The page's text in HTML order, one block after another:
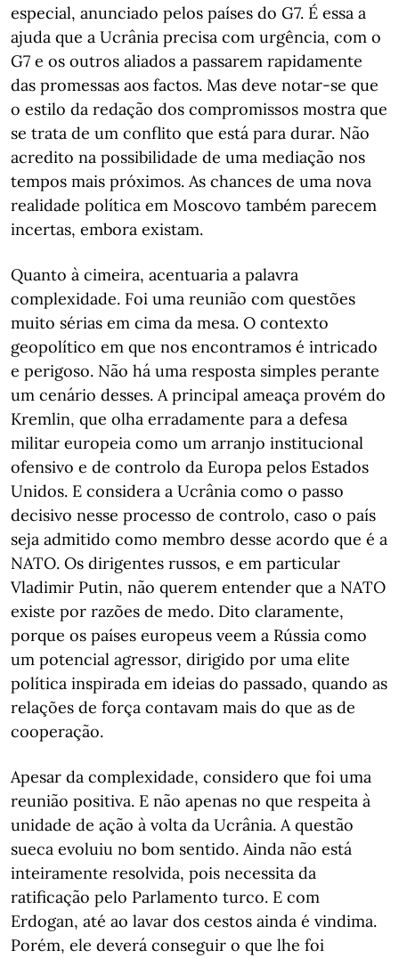
especial, anunciado pelos países do G7. É essa a
ajuda que a Ucrânia precisa com urgência, com o
G7 e os outros aliados a passarem rapidamente
das promessas aos factos. Mas deve notar-se que
o estilo da redação dos compromissos mostra que
se trata de um conflito que está para durar. Não
acredito na possibilidade de uma mediação nos
tempos mais próximos. As chances de uma nova
realidade política em Moscovo também parecem
incertas, embora existam.
Quanto à cimeira, acentuaria a palavra
complexidade. Foi uma reunião com questões
muito sérias em cima da mesa. O contexto
geopolítico em que nos encontramos é intricado
e perigoso. Não há uma resposta simples perante
um cenário desses. A principal ameaça provém do
Kremlin, que olha erradamente para a defesa
militar europeia como um arranjo institucional
ofensivo e de controlo da Europa pelos Estados
Unidos. E considera a Ucrânia como o passo
decisivo nesse processo de controlo, caso o país
seja admitido como membro desse acordo que é a
NATO. Os dirigentes russos, e em particular
Vladimir Putin, não querem entender que a NATO
existe por razões de medo. Dito claramente,
porque os países europeus veem a Rússia como
um potencial agressor, dirigido por uma elite
política inspirada em ideias do passado, quando as
relações de força contavam mais do que as de
cooperação.
Apesar da complexidade, considero que foi uma
reunião positiva. E não apenas no que respeita à
unidade de ação à volta da Ucrânia. A questão
sueca evoluiu no bom sentido. Ainda não está
inteiramente resolvida, pois necessita da
ratificação pelo Parlamento turco. E com
Erdogan, até ao lavar dos cestos ainda é vindima.
Porém, ele deverá conseguir o que lhe foi